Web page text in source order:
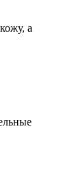
а